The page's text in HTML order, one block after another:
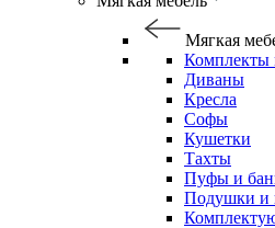
Мягкая
Комплекты
Диваны
Кресла
Софы
Кушетки
Тахты
Пуфы и
Подушки и